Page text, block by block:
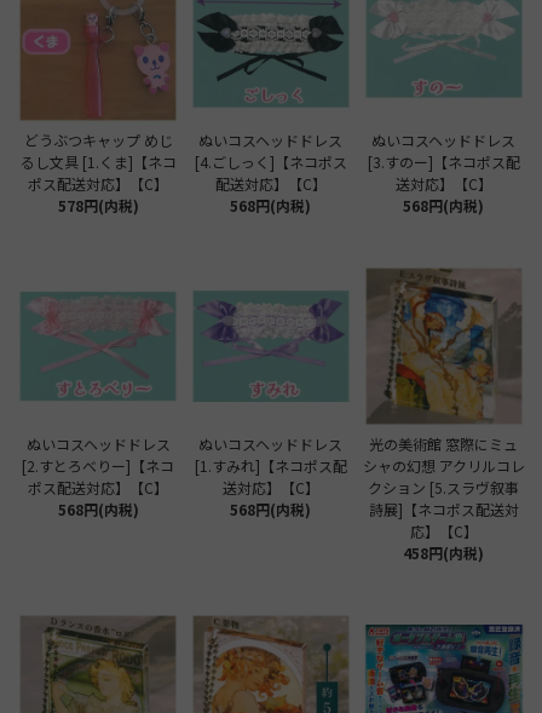
どうぶつキャップ めじ
るし文具 [1.くま]【ネコ
ポス配送対応】【C】
578円(内税)
ぬいコスヘッドドレス
[4.ごしっく]【ネコポス
配送対応】【C】
568円(内税)
ぬいコスヘッドドレス
[3.すのー]【ネコポス配
送対応】【C】
568円(内税)
ぬいコスヘッドドレス
[2.すとろべりー]【ネコ
ポス配送対応】【C】
568円(内税)
ぬいコスヘッドドレス
[1.すみれ]【ネコポス配
送対応】【C】
568円(内税)
光の美術館 窓際にミュ
シャの幻想 アクリルコレ
クション [5.スラヴ叙事
詩展]【ネコポス配送対
応】【C】
458円(内税)